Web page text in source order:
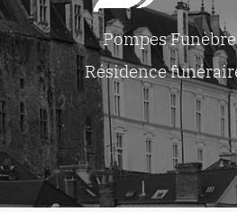
Pompes
Résidence